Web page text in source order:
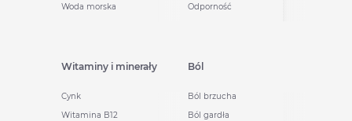
Woda morska
Odporność
Witaminy i minerały
Cynk
Witamina B12
Ból
Ból brzucha
Ból gardła